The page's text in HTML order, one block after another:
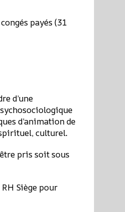
payés (31
d’une
d’animation de
culturel.
pris soit sous
Siège pour